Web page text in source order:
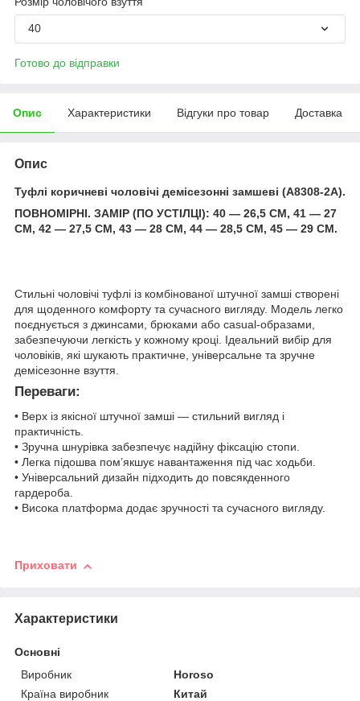
40
Готово до відправки
Опис Характеристики Відгуки про товар Доставка
Опис
Туфлі коричневі чоловічі демісезонні замшеві (A8308-2A).
ПОВНОМІРНІ. ЗАМІР (ПО УСТІЛЦІ): 40 — 26,5 СМ, 41 — 27
СМ, 42 — 27,5 СМ, 43 — 28 СМ, 44 — 28,5 СМ, 45 — 29 СМ.
Стильні чоловічі туфлі із комбінованої штучної замші створені
для щоденного комфорту та сучасного вигляду. Модель легко
поєднується з джинсами, брюками або casual-образами,
забезпечуючи легкість у кожному кроці. Ідеальний вибір для
чоловіків, які шукають практичне, універсальне та зручне
демісезонне взуття.
Переваги:
• Верх із якісної штучної замші — стильний вигляд і
практичність.
• Зручна шнурівка забезпечує надійну фіксацію стопи.
• Легка підошва пом’якшує навантаження під час ходьби.
• Універсальний дизайн підходить до повсякденного
гардероба.
• Висока платформа додає зручності та сучасного вигляду.
Приховати
Характеристики
Основні
Виробник
Horoso
Країна виробник
Китай